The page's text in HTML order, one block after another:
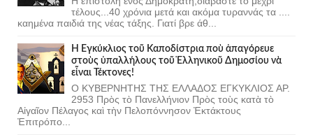
τέλους...40 χρόνια μετά και ακόμα τυραννάς τα ....
καημένα παιδιά της νέας τάξης. Γιατί βρε άθ...
Ἡ Ἐγκύκλιος τοῦ Καποδίστρια ποὺ ἀπαγόρευε
στοὺς ὑπαλλήλους τοῦ Ἑλληνικοῦ Δημοσίου νὰ
εἶναι Τέκτονες!
Ο ΚΥΒΕΡΝΗΤΗΣ ΤΗΣ ΕΛΛΑΔΟΣ ΕΓΚΥΚΛΙΟΣ ΑΡ.
2953 Πρὸς τὸ Πανελλήνιον Πρὸς τοὺς κατὰ τὸ
Αἰγαῖον Πέλαγος καὶ τὴν Πελοπόννησον Ἐκτάκτους
Ἐπιτρόπο...